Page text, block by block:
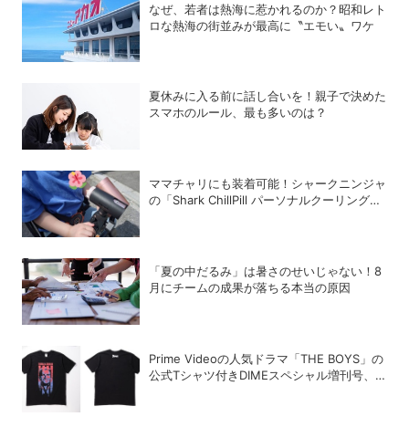
なぜ、若者は熱海に惹かれるのか？昭和レト
ロな熱海の街並みが最高に〝エモい〟ワケ
夏休みに入る前に話し合いを！親子で決めた
スマホのルール、最も多いのは？
ママチャリにも装着可能！シャークニンジャ
の「Shark ChillPill パーソナルクーリングフ
「夏の中だるみ」は暑さのせいじゃない！8
月にチームの成果が落ちる本当の原因
Prime Videoの人気ドラマ「THE BOYS」の
公式Tシャツ付きDIMEスペシャル増刊号、